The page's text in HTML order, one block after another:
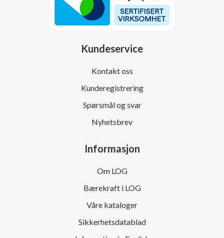
Kundeservice
Kontakt oss
Kunderegistrering
Spørsmål og svar
Nyhetsbrev
Informasjon
Om LOG
Bærekraft i LOG
Våre kataloger
Sikkerhetsdatablad